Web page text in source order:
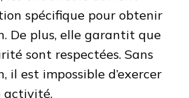
spécifique pour obtenir
De plus, elle garantit que
sont respectées. Sans
est impossible d’exercer
activité.